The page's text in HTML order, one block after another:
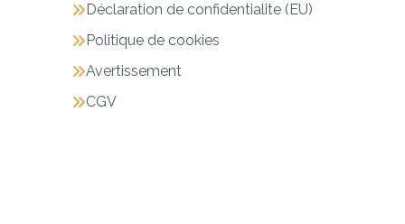
Déclaration de confidentialite (EU)
Politique de cookies
Avertissement
CGV